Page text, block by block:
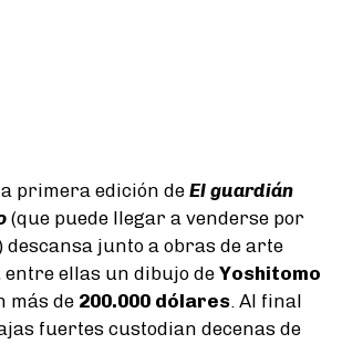
primera edición de El guardián
(que puede llegar a venderse por
descansa junto a obras de arte
entre ellas un dibujo de Yoshitomo
más de 200.000 dólares. Al final
fuertes custodian decenas de